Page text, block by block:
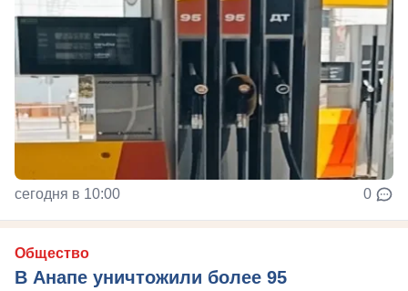
сегодня в 10:00 0
Общество
В Анапе уничтожили более 95